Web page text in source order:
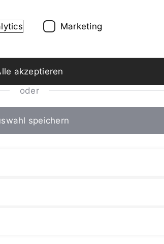
Marketing
akzeptieren
oder
speichern